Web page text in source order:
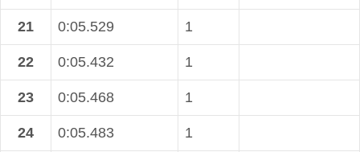
21 0:05.529 1
22 0:05.432 1
23 0:05.468 1
24 0:05.483 1